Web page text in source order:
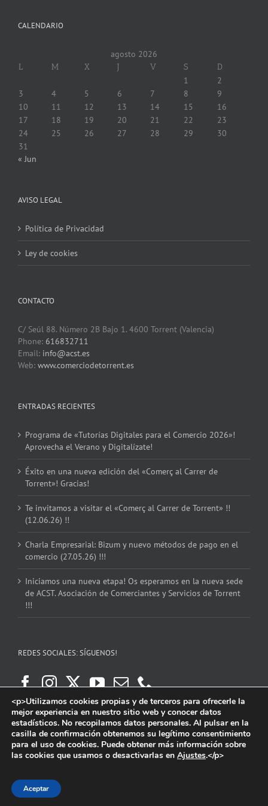
CALENDARIO
agosto 2026
L M X J V S D
1
2
3
4 5 6 7 8
9
10
11 12 13 14 15
16
17
18 19 20 21 22
23
24
25 26 27 28 29
30
31
« Jun
AVISO LEGAL
Política de Privacidad
Ley de cookies
CONTACTO
C/ Seúl 88. Número 2B Bajo 1. 4600 Torrent (Valencia)
Phone: 616832711
Email: info@acst.es
Web: www.comerciodetorrent.es
ENTRADAS RECIENTES
Programa de «Tutorías Digitales para el Comercio 2026»!
Aprovecha el Verano y Digitalízate!
Éxito en una nueva edición del «Comerç al Carrer de
Torrent»! Gracias!
Te invitamos a visitar el «Comerç al Carrer de Torrent» !!
(12.06.26) !!
Charla Empresarial: Bizum y nuevo métodos de pago en el
comercio (27.05.26) !!!
Iniciamos una nueva etapa! Os esperamos en la nueva sede
de ACST. Asociación de Comerciantes y Servicios de Torrent
!!!
REDES SOCIALES: SÍGUENOS!
<p>Utilizamos cookies propias y de terceros para ofrecerle la
mejor experiencia en nuestro sitio web y conocer datos
estadísticos. No recopilamos datos personales. Al pulsar en la
casilla de confirmación obtenemos su legítimo consentimiento
para el uso de cookies. Puede obtener más información sobre
las cookies que usamos o desactivarlas en Ajustes.</p>
Aceptar